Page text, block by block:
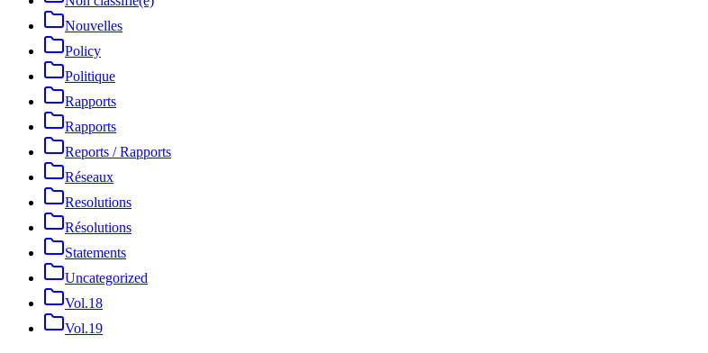
Nouvelles
Policy
Politique
Rapports
Rapports
Reports / Rapports
Réseaux
Resolutions
Résolutions
Statements
Uncategorized
Vol.18
Vol.19